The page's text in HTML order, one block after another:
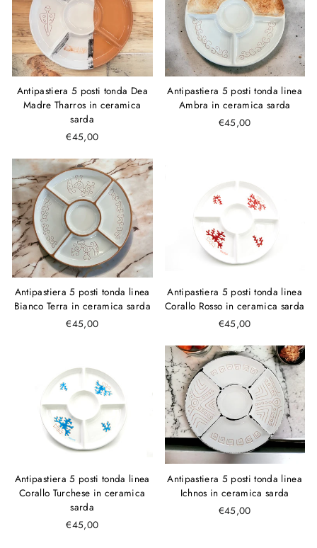
Antipastiera 5 posti tonda Dea
Madre Tharros in ceramica
sarda
€45,00
Antipastiera 5 posti tonda linea
Ambra in ceramica sarda
€45,00
Antipastiera 5 posti tonda linea
Bianco Terra in ceramica sarda
€45,00
Antipastiera 5 posti tonda linea
Corallo Rosso in ceramica sarda
€45,00
Antipastiera 5 posti tonda linea
Corallo Turchese in ceramica
sarda
€45,00
Antipastiera 5 posti tonda linea
Ichnos in ceramica sarda
€45,00